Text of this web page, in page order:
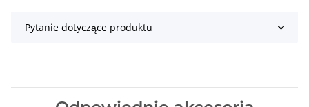
Pytanie dotyczące produktu